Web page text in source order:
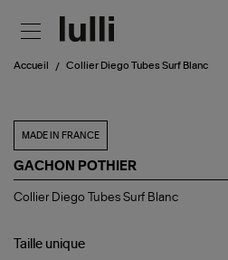
Accueil Collier Diego Tubes Surf Blanc
MADE IN FRANCE
GACHON POTHIER
Collier
Surf
Blanc
Collier Diego Tubes Surf Blanc
Taille unique